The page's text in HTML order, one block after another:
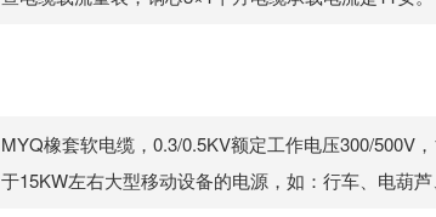
MYQ橡套软电缆，0.3/0.5KV额定工作电压300/500V
于15KW左右大型移动设备的电源，如：行车、电葫芦